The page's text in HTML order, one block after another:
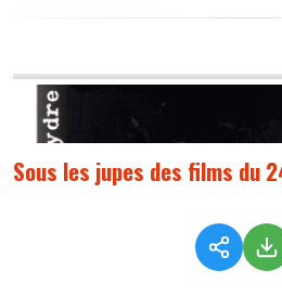
Sous les jupes des films du